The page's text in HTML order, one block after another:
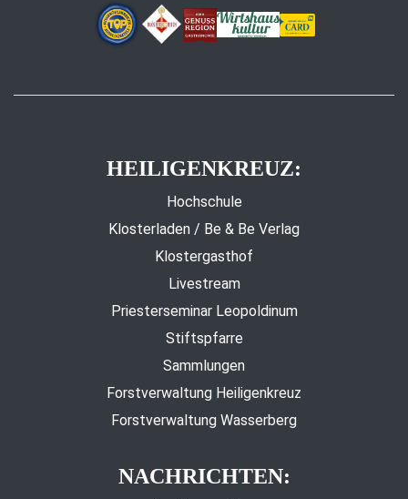
HEILIGENKREUZ:
Hochschule
Klosterladen / Be & Be Verlag
Klostergasthof
Livestream
Priesterseminar Leopoldinum
Stiftspfarre
Sammlungen
Forstverwaltung Heiligenkreuz
Forstverwaltung Wasserberg
NACHRICHTEN: